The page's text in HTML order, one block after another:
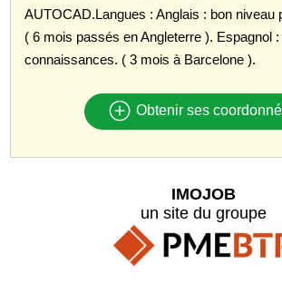
AUTOCAD.Langues : Anglais : bon niveau
( 6 mois passés en Angleterre ). Espagnol
connaissances. ( 3 mois à Barcelone ).
Obtenir ses
IMOJOB
un site du groupe